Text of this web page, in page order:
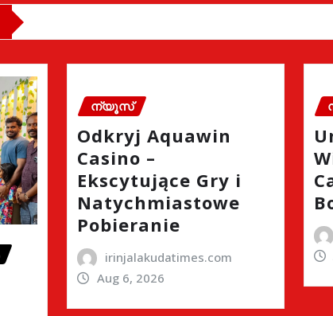
ന്യൂസ്
Odkryj Aquawin
Casino –
Ekscytujące Gry i
Natychmiastowe
Pobieranie
irinjalakudatimes.com
Aug 6, 2026